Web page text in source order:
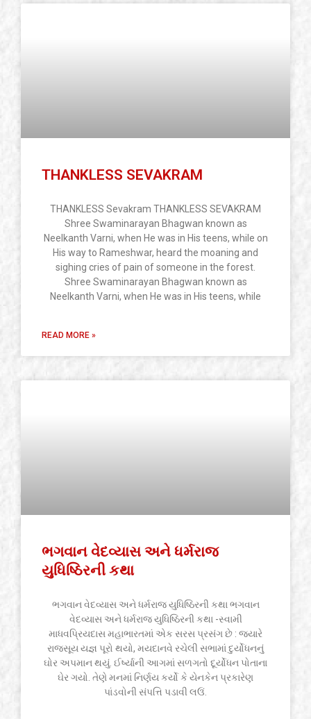
THANKLESS SEVAKRAM
THANKLESS Sevakram THANKLESS SEVAKRAM
Shree Swaminarayan Bhagwan known as
Neelkanth Varni, when He was in His teens, while on
His way to Rameshwar, heard the moaning and
sighing cries of pain of someone in the forest.
Shree Swaminarayan Bhagwan known as
Neelkanth Varni, when He was in His teens, while
READ MORE »
ભગવાન વેદવ્યાસ અને ધર્મરાજ
યુધિષ્ઠિરની કથા
ભગવાન વેદવ્યાસ અને ધર્મરાજ યુધિષ્ઠિરની કથા ભગવાન
વેદવ્યાસ અને ધર્મરાજ યુધિષ્ઠિરની કથા -સ્વામી
માધવપ્રિયદાસ મહાભારતમાં એક સરસ પ્રસંગ છે : જ્યારે
રાજસૂય યજ્ઞ પૂરો થયો, મયદાનવે રચેલી સભામાં દુર્યોધનનું
ઘોર અપમાન થયું. ઈર્ષ્યાની આગમાં સળગતો દૂર્યોધન પોતાના
ઘેર ગયો. તેણે મનમાં નિર્ણય કર્યો કે યેનકેન પ્રકારેણ
પાંડવોની સંપત્તિ પડાવી લઉં.